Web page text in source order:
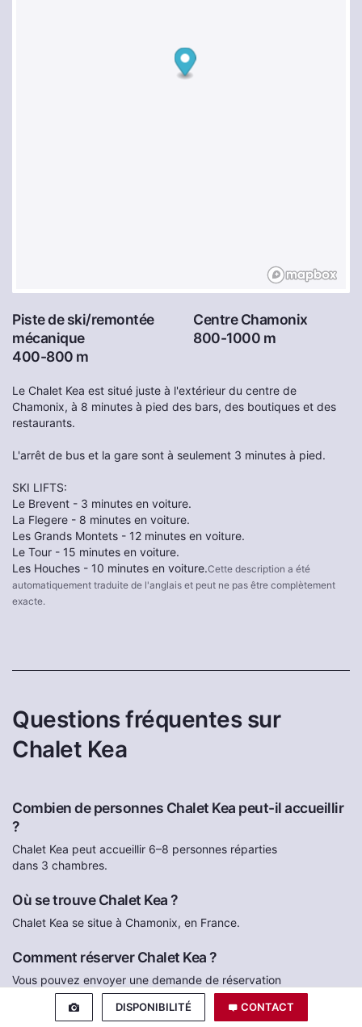
DISPONIBILITÉ CONTACT
Piste de ski/remontée
mécanique
400-800 m
Centre Chamonix
800-1000 m
Le Chalet Kea est situé juste à l'extérieur du centre de
Chamonix, à 8 minutes à pied des bars, des boutiques et des
restaurants.
L'arrêt de bus et la gare sont à seulement 3 minutes à pied.
SKI LIFTS:
Le Brevent - 3 minutes en voiture.
La Flegere - 8 minutes en voiture.
Les Grands Montets - 12 minutes en voiture.
Le Tour - 15 minutes en voiture.
Les Houches - 10 minutes en voiture.Cette description a été
automatiquement traduite de l'anglais et peut ne pas être complètement
exacte.
Questions fréquentes sur
Chalet Kea
Combien de personnes Chalet Kea peut-il accueillir
?
Chalet Kea peut accueillir 6–8 personnes réparties
dans 3 chambres.
Où se trouve Chalet Kea ?
Chalet Kea se situe à Chamonix, en France.
Comment réserver Chalet Kea ?
Vous pouvez envoyer une demande de réservation
directement à l’hôte du chalet via le formulaire de
cette page. Chalet Owners ne prélève aucuns frais de